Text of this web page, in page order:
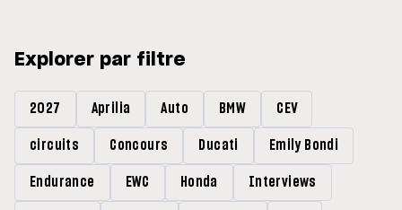
Explorer par filtre
2027 Aprilia Auto BMW CEV
circuits Concours Ducati Emily Bondi
Endurance EWC Honda Interviews